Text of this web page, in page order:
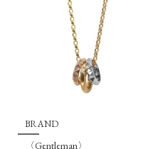
BRAND
〈Gentleman〉